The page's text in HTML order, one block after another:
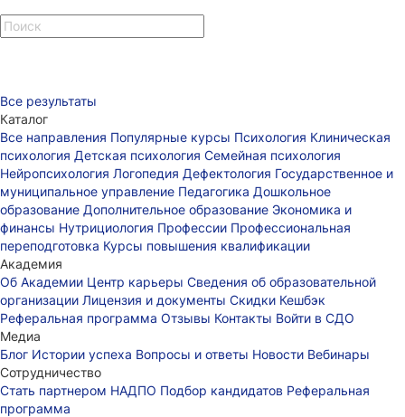
Все результаты
Каталог
Все направления Популярные курсы Психология Клиническая
психология Детская психология Семейная психология
Нейропсихология Логопедия Дефектология Государственное и
муниципальное управление Педагогика Дошкольное
образование Дополнительное образование Экономика и
финансы Нутрициология Профессии Профессиональная
переподготовка Курсы повышения квалификации
Академия
Об Академии Центр карьеры Сведения об образовательной
организации Лицензия и документы Скидки Кешбэк
Реферальная программа Отзывы Контакты Войти в СДО
Медиа
Блог Истории успеха Вопросы и ответы Новости Вебинары
Сотрудничество
Стать партнером НАДПО Подбор кандидатов Реферальная
программа